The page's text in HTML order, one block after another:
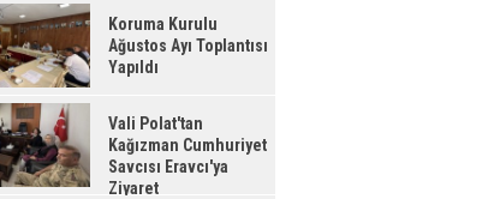
Koruma Kurulu
Ağustos Ayı Toplantısı
Yapıldı
Vali Polat'tan
Kağızman Cumhuriyet
Savcısı Eravcı'ya
Ziyaret